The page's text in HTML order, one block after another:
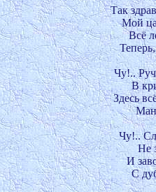
Так
Мой
Всё
Чу!..
В
Здесь
Чу!..
Не
И
С